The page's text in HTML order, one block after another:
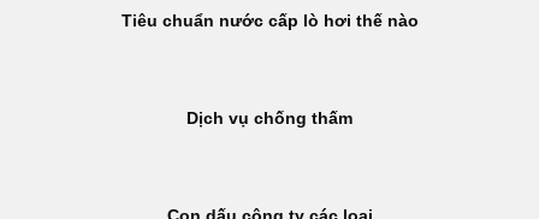
Tiêu chuẩn nước cấp lò hơi thế nào
Dịch vụ chống thấm